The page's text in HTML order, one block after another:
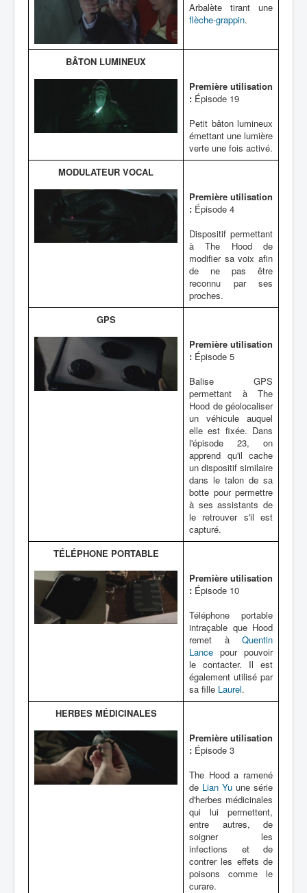
Arbalète tirant une
flèche-grappin.
BÂTON LUMINEUX
Première utilisation
: Épisode 19
Petit bâton lumineux
émettant une lumière
verte une fois activé.
MODULATEUR VOCAL
Première utilisation
: Épisode 4
Dispositif permettant
à The Hood de
modifier sa voix afin
de ne pas être
reconnu par ses
proches.
GPS
Première utilisation
: Épisode 5
Balise GPS
permettant à The
Hood de géolocaliser
un véhicule auquel
elle est fixée. Dans
l'épisode 23, on
apprend qu'il cache
un dispositif similaire
dans le talon de sa
botte pour permettre
à ses assistants de
le retrouver s'il est
capturé.
TÉLÉPHONE PORTABLE
Première utilisation
: Épisode 10
Téléphone portable
intraçable que Hood
remet à Quentin
Lance pour pouvoir
le contacter. Il est
également utilisé par
sa fille Laurel.
HERBES MÉDICINALES
Première utilisation
: Épisode 3
The Hood a ramené
de Lian Yu une série
d'herbes médicinales
qui lui permettent,
entre autres, de
soigner les
infections et de
contrer les effets de
poisons comme le
curare.